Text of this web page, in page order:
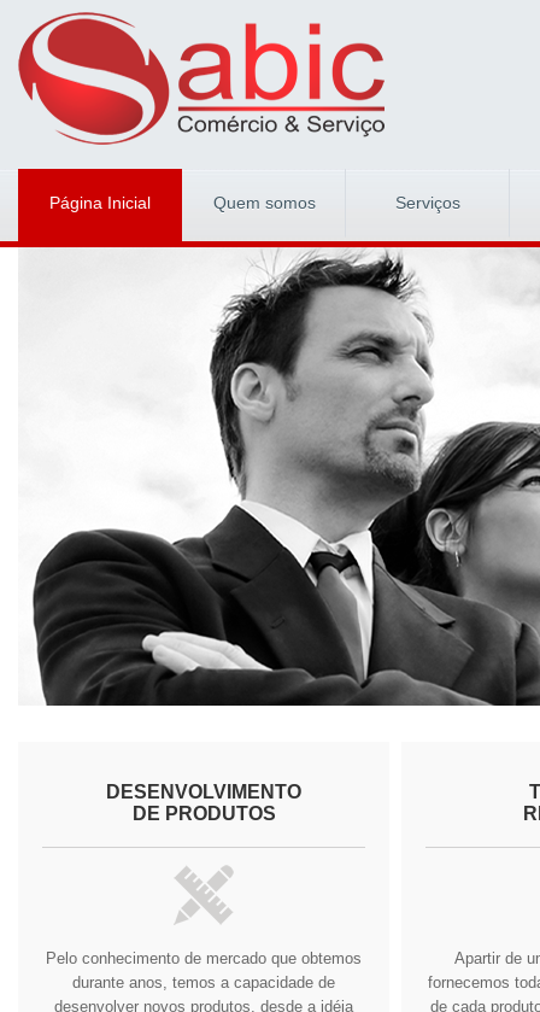
Página Inicial Quem somos Serviços
DESENVOLVIMENTO
DE PRODUTOS
Pelo conhecimento de mercado que obtemos
durante anos, temos a capacidade de
desenvolver novos produtos, desde a idéia
Apartir de
fornecemos
de cada